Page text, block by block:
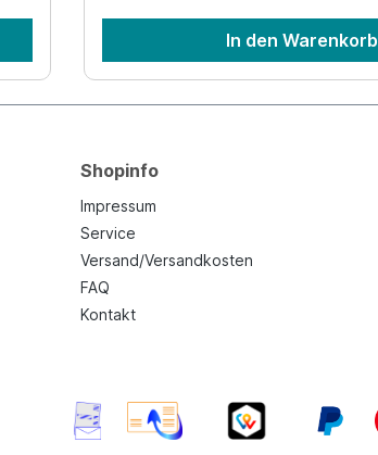
In den Warenkorb
Shopinfo
Impressum
Service
Versand/Versandkosten
FAQ
Kontakt